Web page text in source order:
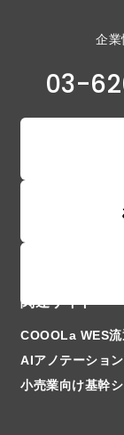
企業
03-
関連サイト
COOOLa WES
AIアノテーション
小売業向け基幹